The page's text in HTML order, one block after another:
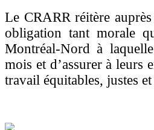
Le CRARR réitère
obligation tant morale
Montréal-Nord à
mois et d’assurer à leurs
travail équitables, justes et